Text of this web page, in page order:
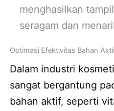
menghasilkan
seragam dan
Optimasi Efektivitas Bahan
Dalam industri
sangat bergantung
bahan aktif, seperti